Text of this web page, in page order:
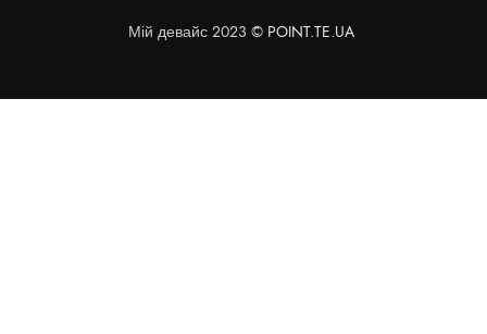
Мій девайс 2023 © POINT.TE.UA